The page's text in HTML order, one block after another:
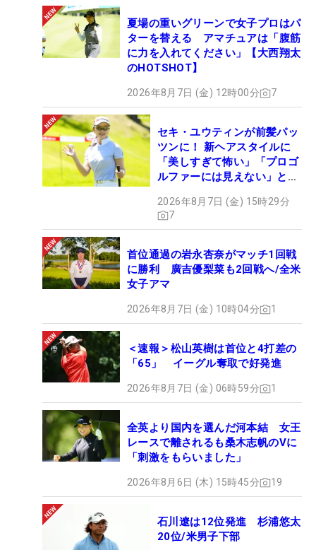
夏場の重いグリーンで女子プロはパ
ターを替える アマチュアは「腹筋
に力を入れてください」【大西翔太
のHOTSHOT】
2026年8月7日 (金) 12時00分 7
セキ・ユウティンが前髪パッ
ツンに！ 新ヘアスタイルに
「美しすぎて怖い」「プロゴ
ルファーには見えない」とコ
2026年8月7日 (金) 15時29分
7
首位通過の岩永杏奈がマッチ1回戦
に勝利 廣吉優梨菜も2回戦へ/全米
女子アマ
2026年8月7日 (金) 10時04分 1
＜速報＞松山英樹は首位と4打差の
「65」 イーグル奪取で好発進
2026年8月7日 (金) 06時59分 1
全英より国内を選んだ河本結 女王
レースで離されるも桑木志帆のVに
「刺激をもらいました」
2026年8月6日 (木) 15時45分 19
石川遼は12位発進 杉浦悠太
20位/米男子下部